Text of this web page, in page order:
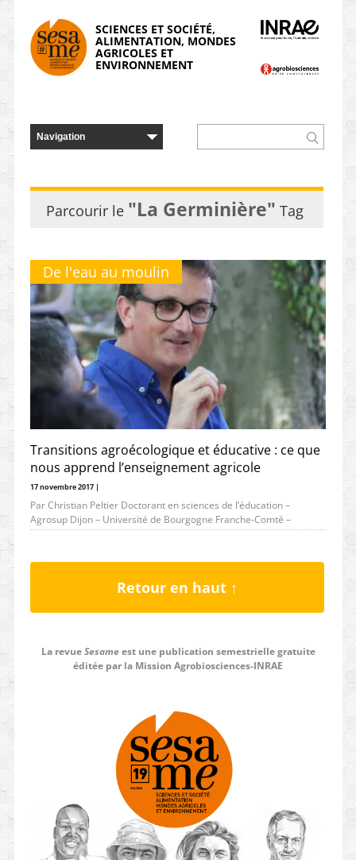
SCIENCES ET SOCIÉTÉ,
ALIMENTATION, MONDES
AGRICOLES ET
ENVIRONNEMENT
Parcourir le "La Germinière" Tag
De l'eau au moulin
Transitions agroécologique et éducative : ce que
nous apprend l’enseignement agricole
17 novembre 2017 |
Par Christian Peltier Doctorant en sciences de l’éducation –
Agrosup Dijon – Université de Bourgogne Franche-Comté –
christian.peltier@educagri.fr Enseigner à
Retour en haut ↑
La revueSesameest une publication semestrielle gratuite
éditée par la Mission Agrobiosciences-INRAE